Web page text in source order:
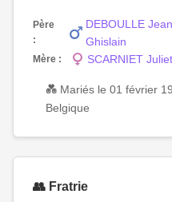
Père
:
DEBOULLE
Ghislain
Mère :
SCARNIET
💑 Mariés le 01 février
Belgique
👥 Fratrie